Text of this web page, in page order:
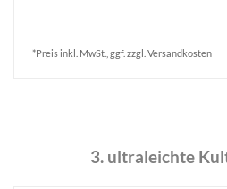
*Preis inkl. MwSt., ggf. zzgl. Versandkosten
3. ultraleichte